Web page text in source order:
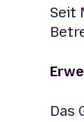
Seit
Das